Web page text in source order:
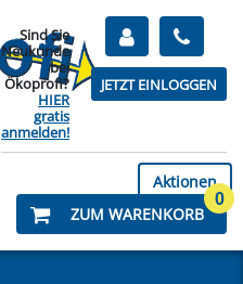
Sind Sie
Neukunde
bei
Ökoprofi?
HIER
gratis
anmelden!
JETZT EINLOGGEN
Aktionen
ZUM WARENKORB
0